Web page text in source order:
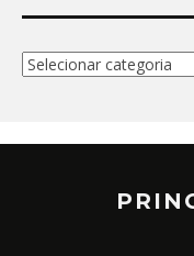
Categorias